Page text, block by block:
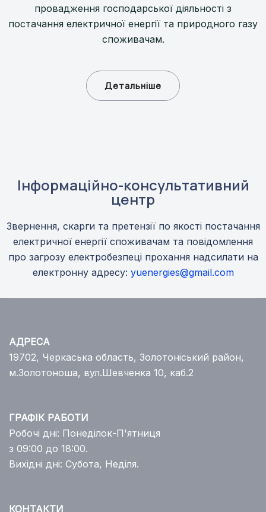
провадження господарської діяльності з
постачання електричної енергії та природного газу
споживачам.
Детальніше
Інформаційно-консультативний
центр
Звернення, скарги та претензії по якості постачання
електричної енергії споживачам та повідомлення
про загрозу електробезпеці прохання надсилати на
електронну адресу: yuenergies@gmail.com
АДРЕСА
19702, Черкаська область, Золотоніський район,
м.Золотоноша, вул.Шевченка 10, каб.2
ГРАФІК РАБОТИ
Робочі дні: Понеділок-П'ятниця
з 09:00 до 18:00.
Вихідні дні: Субота, Неділя.
КОНТАКТИ